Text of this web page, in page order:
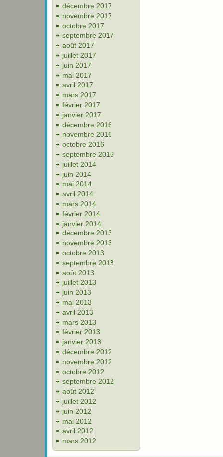
décembre 2017
novembre 2017
octobre 2017
septembre 2017
août 2017
juillet 2017
juin 2017
mai 2017
avril 2017
mars 2017
février 2017
janvier 2017
décembre 2016
novembre 2016
octobre 2016
septembre 2016
juillet 2014
juin 2014
mai 2014
avril 2014
mars 2014
février 2014
janvier 2014
décembre 2013
novembre 2013
octobre 2013
septembre 2013
août 2013
juillet 2013
juin 2013
mai 2013
avril 2013
mars 2013
février 2013
janvier 2013
décembre 2012
novembre 2012
octobre 2012
septembre 2012
août 2012
juillet 2012
juin 2012
mai 2012
avril 2012
mars 2012